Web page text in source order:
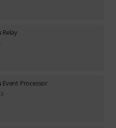
Relay
Event Processor